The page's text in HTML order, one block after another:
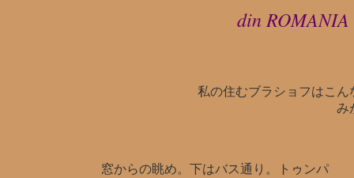
din ROMANIA
私の住むブラショフはこ
み
窓からの眺め。下はバス通り。トゥンパ